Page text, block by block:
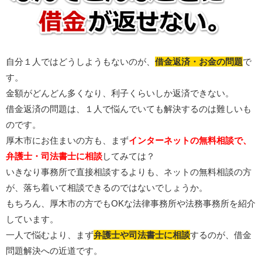
自分１人ではどうしようもないのが、 借金返済・お金の問題で
す。
金額がどんどん多くなり、利子くらいしか返済できない。
借金返済の問題は、１人で悩んでいても解決するのは難しいも
のです。
厚木市にお住まいの方も、まずインターネットの無料相談で、
弁護士・司法書士に相談してみては？
いきなり事務所で直接相談するよりも、ネットの無料相談の方
が、落ち着いて相談できるのではないでしょうか。
もちろん、厚木市の方でもOKな法律事務所や法務事務所を紹介
しています。
一人で悩むより、まず弁護士や司法書士に相談するのが、借金
問題解決への近道です。